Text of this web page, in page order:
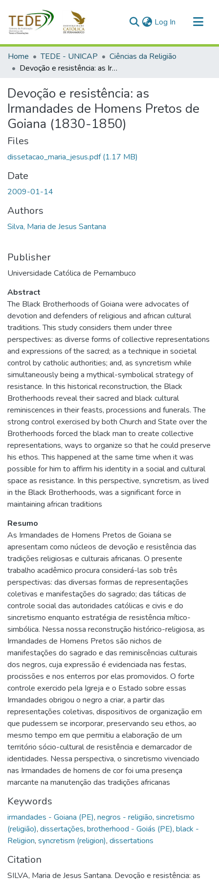
Log In (current)
Communities & Collections
All of DSpace
Home TEDE - UNICAP
Ciências da Religião
Devoção e resistência: as Irmandades de Homens Pretos de Goiana (1830-1850)
Devoção e resistência: as
Irmandades de Homens Pretos de
Goiana (1830-1850)
Files
dissetacao_maria_jesus.pdf(1.17 MB)
Date
2009-01-14
Authors
Silva, Maria de Jesus Santana
Publisher
Universidade Católica de Pernambuco
Abstract
The Black Brotherhoods of Goiana were advocates of
devotion and defenders of religious and african cultural
traditions. This study considers them under three
perspectives: as diverse forms of collective representations
and expressions of the sacred; as a technique in societal
control by catholic authorities; and, as syncretism while
simultaneously being a mythical-symbolical strategy of
resistance. In this historical reconstruction, the Black
Brotherhoods reveal their sacred and black cultural
reminiscences in their feasts, processions and funerals. The
strong control exercised by both Church and State over the
Brotherhoods forced the black man to create collective
representations, ways to organize so that he could preserve
his ethos. This happened at the same time when it was
possible for him to affirm his identity in a social and cultural
space as resistance. In this perspective, syncretism, as lived
in the Black Brotherhoods, was a significant force in
maintaining african traditions
Resumo
As Irmandades de Homens Pretos de Goiana se
apresentam como núcleos de devoção e resistência das
tradições religiosas e culturais africanas. O presente
trabalho acadêmico procura considerá-las sob três
perspectivas: das diversas formas de representações
coletivas e manifestações do sagrado; das táticas de
controle social das autoridades católicas e civis e do
sincretismo enquanto estratégia de resistência mítico-
simbólica. Nessa nossa reconstrução histórico-religiosa, as
Irmandades de Homens Pretos são nichos de
manifestações do sagrado e das reminiscências culturais
dos negros, cuja expressão é evidenciada nas festas,
procissões e nos enterros por elas promovidos. O forte
controle exercido pela Igreja e o Estado sobre essas
Irmandades obrigou o negro a criar, a partir das
representações coletivas, dispositivos de organização em
que pudessem se incorporar, preservando seu ethos, ao
mesmo tempo em que permitiu a elaboração de um
território sócio-cultural de resistência e demarcador de
identidades. Nessa perspectiva, o sincretismo vivenciado
nas Irmandades de homens de cor foi uma presença
marcante na manutenção das tradições africanas
Keywords
irmandades - Goiana (PE), negros - religião, sincretismo
(religião), dissertações, brotherhood - Goiás (PE), black -
Religion, syncretism (religion), dissertations
Citation
SILVA, Maria de Jesus Santana. Devoção e resistência: as